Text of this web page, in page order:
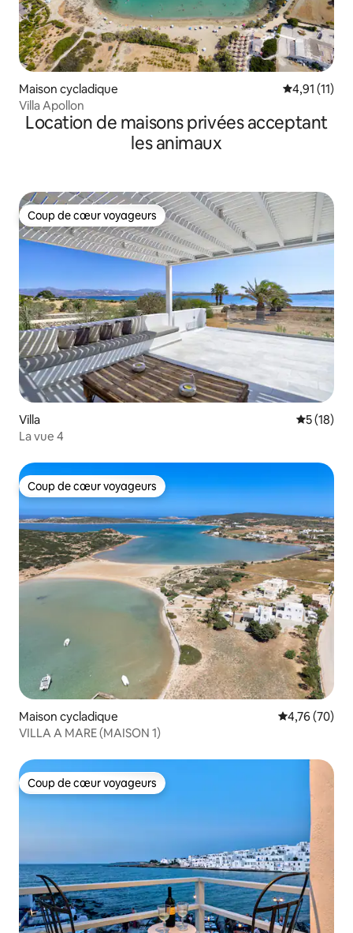
Maison cycladique Évaluation
4,91 (11)
Villa Apollon
Location de maisons privées acceptant
les animaux
Coup de cœur voyageurs
Coup de cœur voyageurs
Villa
5 (18)
La vue 4
Coup de cœur voyageurs
Coup de cœur voyageurs
Maison cycladique Évaluation
4,76 (70)
VILLA A MARE (MAISON 1)
Coup de cœur voyageurs
Coup de cœur voyageurs